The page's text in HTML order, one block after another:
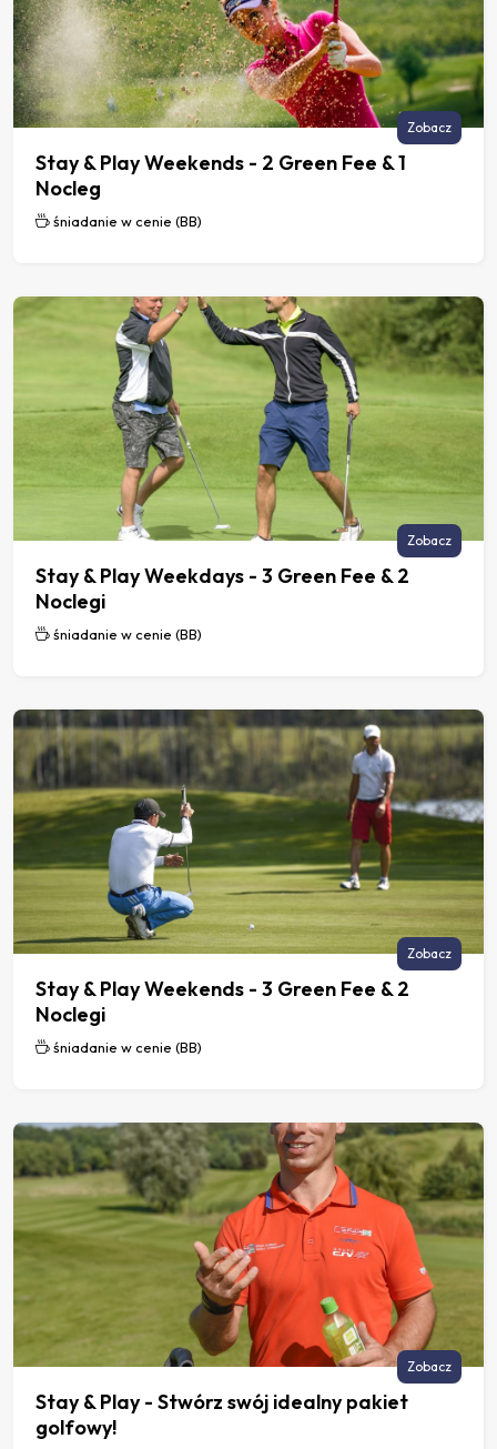
Stay & Play Weekends - 2 Green Fee & 1
Nocleg
śniadanie w cenie (BB)
Zobacz
Stay & Play Weekdays - 3 Green Fee & 2
Noclegi
śniadanie w cenie (BB)
Zobacz
Stay & Play Weekends - 3 Green Fee & 2
Noclegi
śniadanie w cenie (BB)
Zobacz
Stay & Play - Stwórz swój idealny pakiet
golfowy!
Zobacz